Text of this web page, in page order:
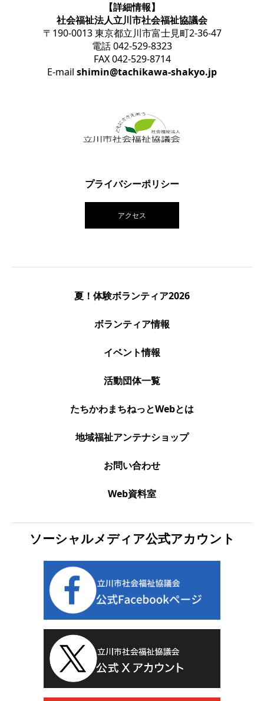
【詳細情報】
社会福祉法人立川市社会福祉協議会
〒190-0013 東京都立川市富士見町2-36-47
電話 042-529-8323
FAX 042-529-8714
E-mail shimin@tachikawa-shakyo.jp
プライバシーポリシー
アクセス
夏！体験ボランティア2026
ボランティア情報
イベント情報
活動団体一覧
たちかわまちねっとWebとは
地域福祉アンテナショップ
お問い合わせ
Web資料室
ソーシャルメディア公式アカウント